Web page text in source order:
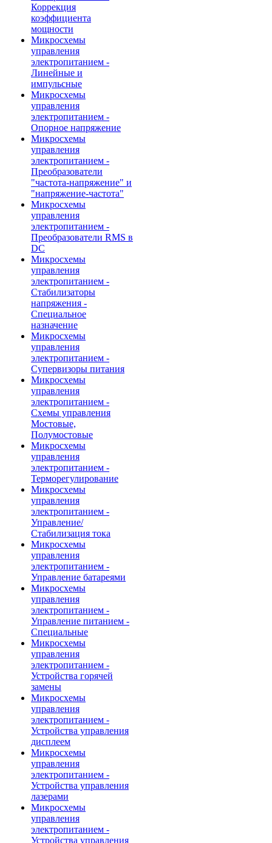
Коррекция
коэффициента
мощности
Микросхемы
управления
электропитанием -
Линейные и
импульсные
Микросхемы
управления
электропитанием -
Опорное напряжение
Микросхемы
управления
электропитанием -
Преобразователи
"частота-напряжение" и
"напряжение-частота"
Микросхемы
управления
электропитанием -
Преобразователи RMS в
DC
Микросхемы
управления
электропитанием -
Стабилизаторы
напряжения -
Специальное
назначение
Микросхемы
управления
электропитанием -
Супервизоры питания
Микросхемы
управления
электропитанием -
Схемы управления
Мостовые,
Полумостовые
Микросхемы
управления
электропитанием -
Терморегулирование
Микросхемы
управления
электропитанием -
Управление/
Стабилизация тока
Микросхемы
управления
электропитанием -
Управление батареями
Микросхемы
управления
электропитанием -
Управление питанием -
Специальные
Микросхемы
управления
электропитанием -
Устройства горячей
замены
Микросхемы
управления
электропитанием -
Устройства управления
дисплеем
Микросхемы
управления
электропитанием -
Устройства управления
лазерами
Микросхемы
управления
электропитанием -
Устройства управления